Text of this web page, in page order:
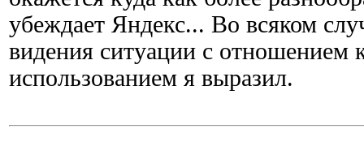
убеждает Яндекс... Во всяком
видения ситуации с отношением
использованием я выразил.